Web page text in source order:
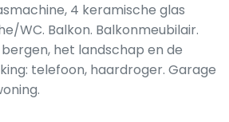
4 keramische glas
WC. Balkon. Balkonmeubilair.
het landschap en de
telefoon, haardroger. Garage